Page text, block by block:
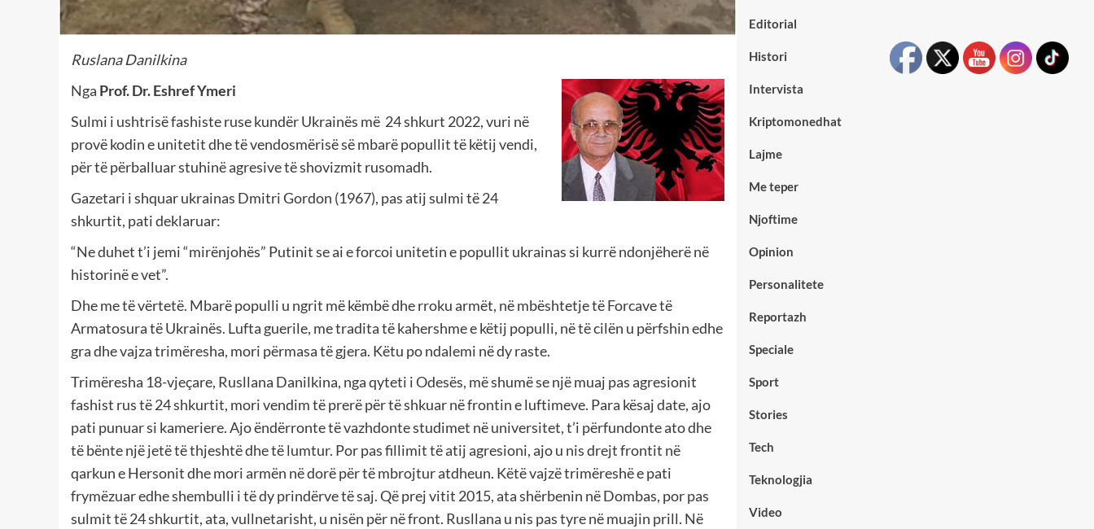
Ruslana Danilkina
Nga Prof. Dr. Eshref Ymeri
Sulmi i ushtrisë fashiste ruse kundër Ukrainës më 24 shkurt 2022, vuri në
provë kodin e unitetit dhe të vendosmërisë së mbarë popullit të këtij vendi,
për të përballuar stuhinë agresive të shovizmit rusomadh.
Gazetari i shquar ukrainas Dmitri Gordon (1967), pas atij sulmi të 24
shkurtit, pati deklaruar:
“Ne duhet t’i jemi “mirënjohës” Putinit se ai e forcoi unitetin e popullit ukrainas si kurrë ndonjëherë në
historinë e vet”.
Dhe me të vërtetë. Mbarë populli u ngrit më këmbë dhe rroku armët, në mbështetje të Forcave të
Armatosura të Ukrainës. Lufta guerile, me tradita të kahershme e këtij populli, në të cilën u përfshin edhe
gra dhe vajza trimëresha, mori përmasa të gjera. Këtu po ndalemi në dy raste.
Trimëresha 18-vjeçare, Rusllana Danilkina, nga qyteti i Odesës, më shumë se një muaj pas agresionit
fashist rus të 24 shkurtit, mori vendim të prerë për të shkuar në frontin e luftimeve. Para kësaj date, ajo
pati punuar si kameriere. Ajo ëndërronte të vazhdonte studimet në universitet, t’i përfundonte ato dhe
të bënte një jetë të thjeshtë dhe të lumtur. Por pas fillimit të atij agresioni, ajo u nis drejt frontit në
qarkun e Hersonit dhe mori armën në dorë për të mbrojtur atdheun. Këtë vajzë trimëreshë e pati
frymëzuar edhe shembulli i të dy prindërve të saj. Që prej vitit 2015, ata shërbenin në Dombas, por pas
sulmit të 24 shkurtit, ata, vullnetarisht, u nisën për në front. Rusllana u nis pas tyre në muajin prill. Në
Editorial
Histori
Intervista
Kriptomonedhat
Lajme
Me teper
Njoftime
Opinion
Personalitete
Reportazh
Speciale
Sport
Stories
Tech
Teknologjia
Video